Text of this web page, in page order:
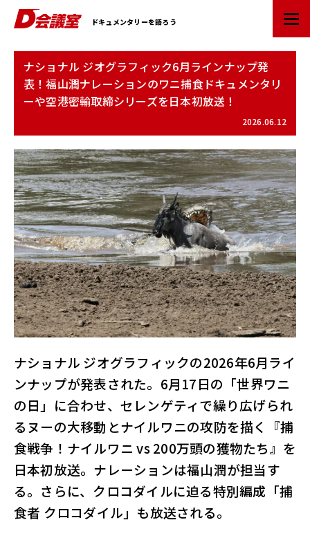
D
会
キ
ュ
メ
ン
タ
リ
ー
情
報
ポ
ー
タ
ル
サ
ト
ドキュメンタリーを語ろう
ナショナル ジオグラフィック6月ラインナップ発
表！福山潤ナレーションのワニ捕食ドキュメンタリ
ーや空港密輸取締シリーズを日本初放送！
2026.06.12
ナショナル ジオグラフィックの2026年6月ライ
ンナップが発表された。6月17日の「世界ワニ
の日」に合わせ、セレンゲティで繰り広げられ
るヌーの大移動とナイルワニの攻防を描く『捕
食戦争！ナイルワニ vs 200万頭の獲物たち』を
日本初放送。ナレーションは福山潤が担当す
る。さらに、クロコダイルに迫る特別編成「捕
食者 クロコダイル」も放送される。